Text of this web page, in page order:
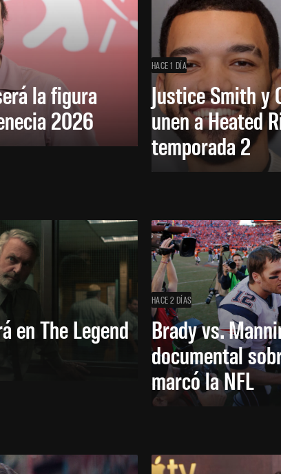
la figura
2026
HACE 1 DÍA
Justice Smith y
unen a Heated
temporada 2
en The Legend
HACE 2 DÍAS
Brady vs.
documental
marcó la NFL